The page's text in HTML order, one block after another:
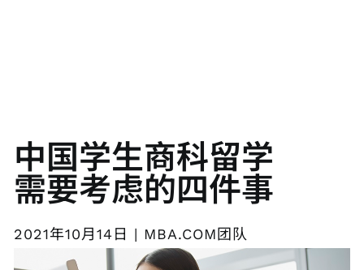
中国学生商科留学
需要考虑的四件事
2021年10月14日 | MBA.COM团队